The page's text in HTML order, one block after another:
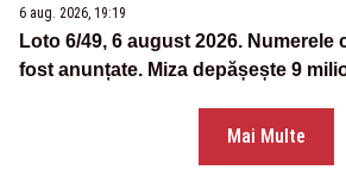
6 aug. 2026, 19:19
Loto 6/49, 6 august 2026. Numerele
fost anunțate. Miza depășește 9
Mai Multe